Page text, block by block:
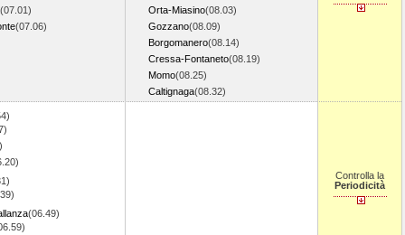
(07.01)
(07.06)
Orta-Miasino(08.03)
Gozzano(08.09)
Borgomanero(08.14)
Cressa-Fontaneto(08.19)
Momo(08.25)
Caltignaga(08.32)
(06.49)
Controlla la
Periodicità